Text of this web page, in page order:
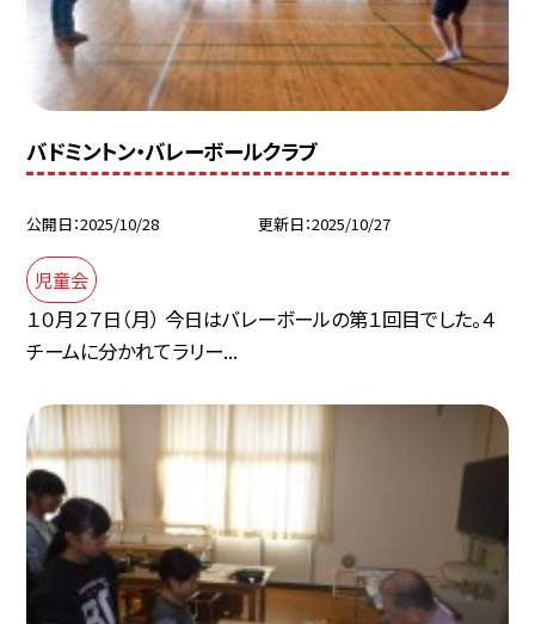
バドミントン・バレーボールクラブ
公開日 2025/10/28 更新日 2025/10/27
児童会
１０月２７日（月） 今日はバレーボールの第１回目でした。４
チームに分かれてラリー...